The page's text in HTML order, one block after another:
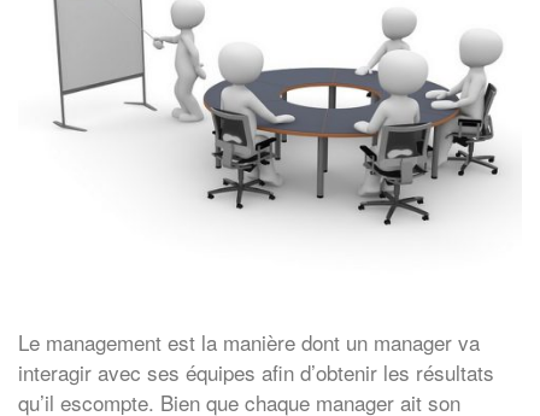
Le management est la manière dont un manager va
interagir avec ses équipes afin d’obtenir les résultats
qu’il escompte. Bien que chaque manager ait son